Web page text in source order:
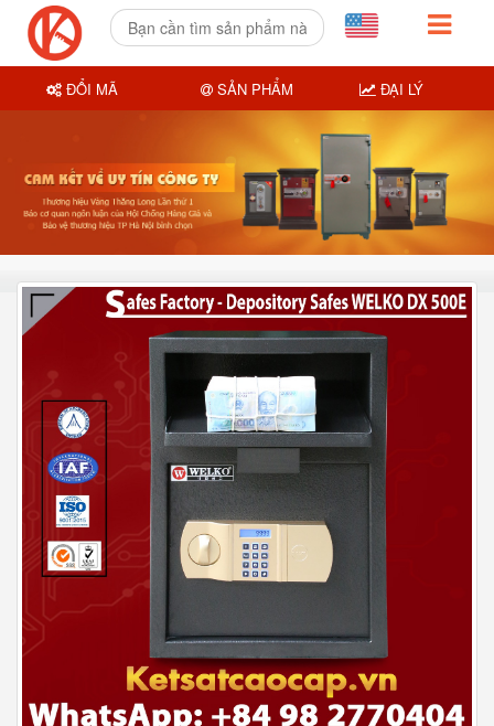
ĐỔI MÃ SẢN PHẨM ĐẠI LÝ